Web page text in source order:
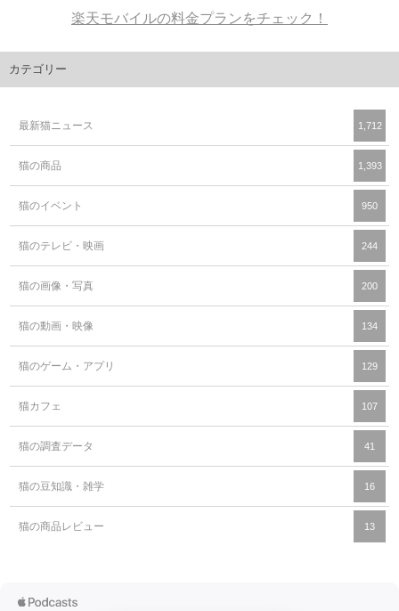
楽天モバイルの料金プランをチェック！
カテゴリー
最新猫ニュース 1,712
猫の商品 1,393
猫のイベント 950
猫のテレビ・映画 244
猫の画像・写真 200
猫の動画・映像 134
猫のゲーム・アプリ 129
猫カフェ 107
猫の調査データ 41
猫の豆知識・雑学 16
猫の商品レビュー 13